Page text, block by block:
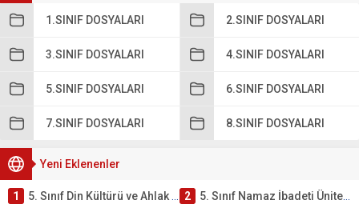
1.SINIF DOSYALARI 2.SINIF DOSYALARI
3.SINIF DOSYALARI 4.SINIF DOSYALARI
5.SINIF DOSYALARI 6.SINIF DOSYALARI
7.SINIF DOSYALARI 8.SINIF DOSYALARI
Yeni Eklenenler
1 5. Sınıf Din Kültürü ve Ahlak Bilgisi 2. Ünite: Namaz İbadeti Çalışmaları 2 5. Sınıf Namaz İbadeti Ünite Testi – Online Çöz